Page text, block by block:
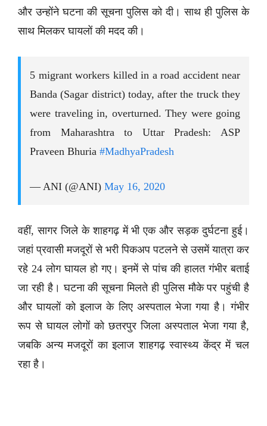
और उन्होंने घटना की सूचना पुलिस को दी। साथ ही पुलिस के
साथ मिलकर घायलों की मदद की।
5 migrant workers killed in a road accident near
Banda (Sagar district) today, after the truck they
were traveling in, overturned. They were going
from Maharashtra to Uttar Pradesh: ASP
Praveen Bhuria #MadhyaPradesh
— ANI (@ANI) May 16, 2020
वहीं, सागर जिले के शाहगढ़ में भी एक और सड़क दुर्घटना हुई।
जहां प्रवासी मजदूरों से भरी पिकअप पटलने से उसमें यात्रा कर
रहे 24 लोग घायल हो गए। इनमें से पांच की हालत गंभीर बताई
जा रही है। घटना की सूचना मिलते ही पुलिस मौके पर पहुंची है
और घायलों को इलाज के लिए अस्पताल भेजा गया है। गंभीर
रूप से घायल लोगों को छतरपुर जिला अस्पताल भेजा गया है,
जबकि अन्य मजदूरों का इलाज शाहगढ़ स्वास्थ्य केंद्र में चल
रहा है।